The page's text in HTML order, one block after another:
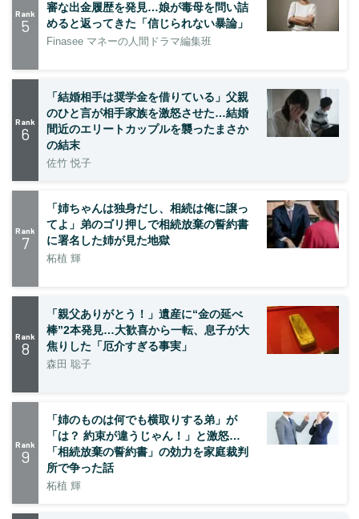
Rank
5
審な出金履歴を発見…娘が毒母を問い詰
めると返ってきた「信じられない暴論」
Finasee マネーの人間ドラマ編集班
Rank
6
「結婚相手は奨学金を借りている」父親
のひと言が相手家族を激怒させた…結婚
間近のエリートカップルを襲ったまさか
の結末
佐竹 悦子
Rank
7
「姉ちゃんは独身だし、相続は俺に譲っ
てよ」弟のゴリ押しで相続放棄の誓約書
に署名した姉が見た地獄
柘植 輝
Rank
8
「親父ありがとう！」遺産に“金の延べ
棒”2本発見…大歓喜から一転、息子が大
焦りした「厄介すぎる事実」
森田 聡子
Rank
9
「姉のものは何でも横取りする弟」が
「は？ 約束が違うじゃん！」と激怒…
「相続放棄の誓約書」の効力を家庭裁判
所で争った話
柘植 輝